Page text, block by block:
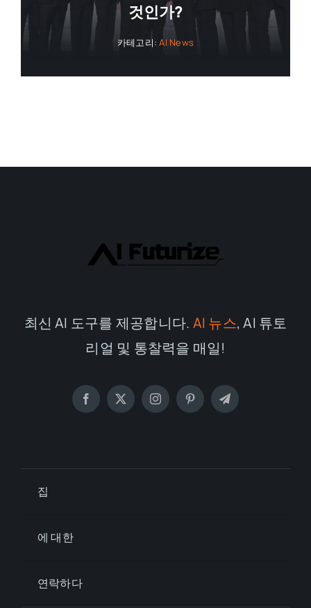
것인가?
카테고리:AI News
최신 AI 도구를 제공합니다. AI 뉴스, AI 튜토
리얼 및 통찰력을 매일!
집
에 대한
연락하다